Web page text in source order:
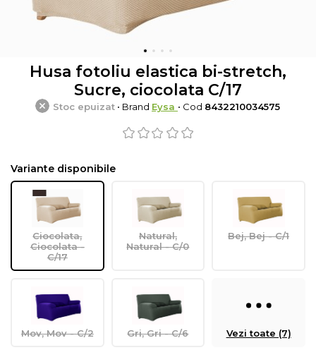
Husa fotoliu elastica bi-stretch,
Sucre, ciocolata C/17
Stoc epuizat • Brand Eysa • Cod 8432210034575
Variante disponibile
Ciocolata,
Ciocolata -
C/17
Natural,
Natural - C/0
Bej, Bej - C/1
Mov, Mov - C/2 Gri, Gri - C/6 Vezi toate (7)